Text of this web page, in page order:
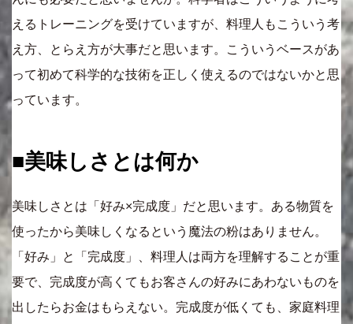
えるトレーニングを受けていますが、料理人もこういう考
え方、とらえ方が大事だと思います。こういうベースがあ
って初めて科学的な技術を正しく使えるのではないかと思
っています。
■美味しさとは何か
美味しさとは「好み×完成度」だと思います。ある物質を
使ったから美味しくなるという魔法の粉はありません。
「好み」と「完成度」、料理人は両方を理解することが重
要で、完成度が高くてもお客さんの好みにあわないものを
出したらお金はもらえない。完成度が低くても、家庭料理